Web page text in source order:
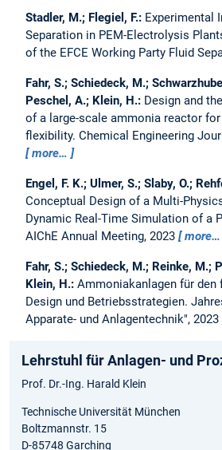
Stadler, M.; Flegiel, F.: Experimental
Separation in PEM-Electrolysis
of the EFCE Working Party Fluid
Fahr, S.; Schiedeck, M.;
Peschel, A.; Klein, H.: Design and
of a large-scale ammonia reactor
flexibility. Chemical Engineering
more…
Engel, F. K.; Ulmer, S.; Slaby, O.;
Conceptual Design of a Multi-
Dynamic Real-Time Simulation of a
AIChE Annual Meeting, 2023
more…
Fahr, S.; Schiedeck, M.; Reinke, M.;
Klein, H.: Ammoniakanlagen für den
Design und Betriebsstrategien.
Apparate- und Anlagentechnik", 2023
Lehrstuhl für Anlagen- und
Prof. Dr.-Ing. Harald Klein
Technische Universität München
Boltzmannstr. 15
D-85748 Garching